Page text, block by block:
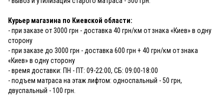
Курьер магазина по Киевской области:
- при заказе от 3000 грн - доставка 40 грн/км от знака «Киев» в одну
сторону
- при заказе до 3000 грн - доставка 600 грн + 40 грн/км от знака
«Киев» в одну сторону
- время доставки: ПН - ПТ: 09-22:00, СБ: 09:00-18:00
- подъем матраса на этаж лифтом: односпальный - 50 грн,
двуспальный - 100 грн.